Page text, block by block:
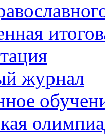
журнал